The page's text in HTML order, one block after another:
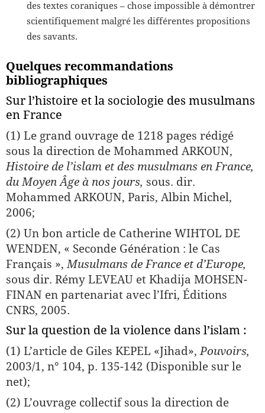
des textes coraniques – chose impossible à démontrer
scientifiquement malgré les différentes propositions
des savants.
Quelques recommandations
bibliographiques
Sur l’histoire et la sociologie des musulmans
en France
(1) Le grand ouvrage de 1218 pages rédigé
sous la direction de Mohammed ARKOUN,
Histoire de l’islam et des musulmans en France,
du Moyen Âge à nos jours, sous. dir.
Mohammed ARKOUN, Paris, Albin Michel,
2006;
(2) Un bon article de Catherine WIHTOL DE
WENDEN, « Seconde Génération : le Cas
Français », Musulmans de France et d’Europe,
sous dir. Rémy LEVEAU et Khadija MOHSEN-
FINAN en partenariat avec l’Ifri, Éditions
CNRS, 2005.
Sur la question de la violence dans l’islam :
(1) L’article de Giles KEPEL «Jihad», Pouvoirs,
2003/1, n° 104, p. 135-142 (Disponible sur le
net);
(2) L’ouvrage collectif sous la direction de